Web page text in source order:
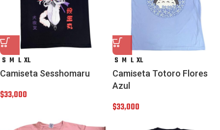
S M L XL
Camiseta Sesshomaru
$33,000
S M L XL
Camiseta Totoro Flores
Azul
$33,000